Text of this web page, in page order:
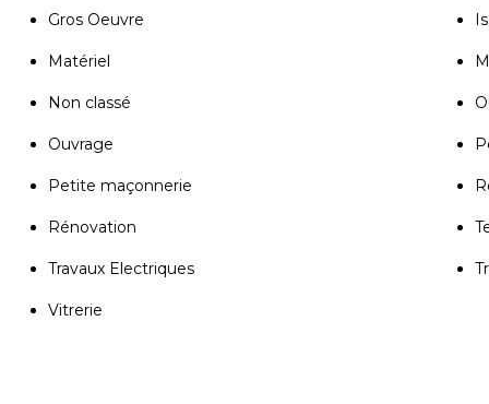
Gros Oeuvre
Matériel
Non classé
Ouvrage
Petite maçonnerie
Rénovation
Travaux Electriques
Vitrerie